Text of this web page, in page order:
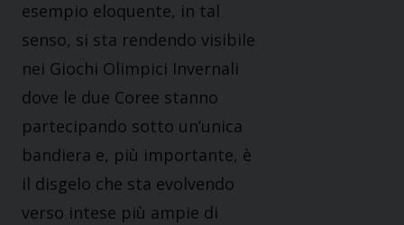
esempio eloquente, in tal
senso, si sta rendendo visibile
nei Giochi Olimpici Invernali
dove le due Coree stanno
partecipando sotto un’unica
bandiera e, più importante, è
il disgelo che sta evolvendo
verso intese più ampie di